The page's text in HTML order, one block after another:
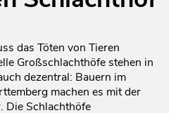
das Töten von Tieren
Großschlachthöfe stehen in
dezentral: Bauern im
machen es mit der
Die Schlachthöfe